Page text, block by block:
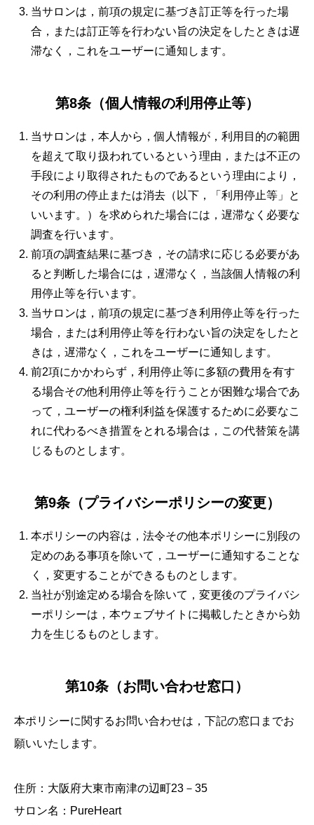
当サロンは，前項の規定に基づき訂正等を行った場
合，または訂正等を行わない旨の決定をしたときは遅
滞なく，これをユーザーに通知します。
第8条（個人情報の利用停止等）
当サロンは，本人から，個人情報が，利用目的の範囲
を超えて取り扱われているという理由，または不正の
手段により取得されたものであるという理由により，
その利用の停止または消去（以下，「利用停止等」と
いいます。）を求められた場合には，遅滞なく必要な
調査を行います。
前項の調査結果に基づき，その請求に応じる必要があ
ると判断した場合には，遅滞なく，当該個人情報の利
用停止等を行います。
当サロンは，前項の規定に基づき利用停止等を行った
場合，または利用停止等を行わない旨の決定をしたと
きは，遅滞なく，これをユーザーに通知します。
前2項にかかわらず，利用停止等に多額の費用を有す
る場合その他利用停止等を行うことが困難な場合であ
って，ユーザーの権利利益を保護するために必要なこ
れに代わるべき措置をとれる場合は，この代替策を講
じるものとします。
第9条（プライバシーポリシーの変更）
本ポリシーの内容は，法令その他本ポリシーに別段の
定めのある事項を除いて，ユーザーに通知することな
く，変更することができるものとします。
当社が別途定める場合を除いて，変更後のプライバシ
ーポリシーは，本ウェブサイトに掲載したときから効
力を生じるものとします。
第10条（お問い合わせ窓口）
本ポリシーに関するお問い合わせは，下記の窓口までお
願いいたします。
住所：大阪府大東市南津の辺町23－35
サロン名：PureHeart